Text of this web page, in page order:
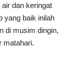
dan keringat
yang baik inilah
di musim dingin,
matahari.